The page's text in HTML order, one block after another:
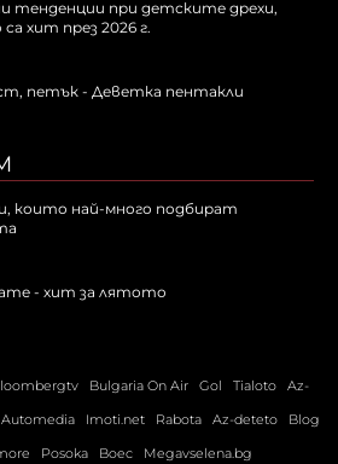
тенденции при детските дрехи,
хит през 2026 г.
петък - Деветка пентакли
които най-много подбират
- хит за лятото
Bulgaria On Air Gol Tialoto
Az-
Automedia Imoti.net Rabota Az-deteto
Blog
Posoka Boec Megavselena.bg